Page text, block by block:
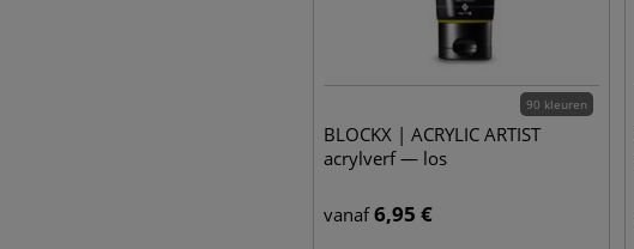
90 kleuren
BLOCKX | ACRYLIC ARTIST
acrylverf — los
vanaf 6,95 €